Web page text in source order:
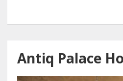
Antiq Palace